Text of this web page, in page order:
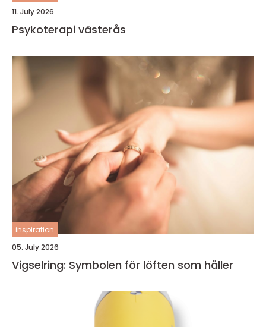
11. July 2026
Psykoterapi västerås
inspiration
05. July 2026
Vigselring: Symbolen för löften som håller